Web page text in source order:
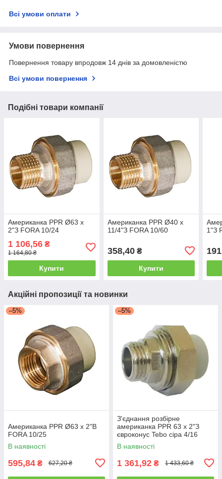
Всі умови оплати
Умови повернення
Повернення товару впродовж 14 днів за домовленістю
Всі умови повернення
Подібні товари компанії
Американка PPR Ø63 х
2"З FORA 10/24
1 106,56 ₴
1 164,80 ₴
Купити
Американка PPR Ø40 х
11/4"З FORA 10/60
358,40₴
Купити
1"З
Акційні пропозиції та новинки
–5%
Американка PPR Ø63 х 2"В
FORA 10/25
В наявності
595,84 ₴ 627,20 ₴
–5%
З'єднання розбірне
американка PPR 63 х 2"З
євроконус Tebo сіра 4/16
В наявності
1 361,92 ₴ 1 433,60 ₴